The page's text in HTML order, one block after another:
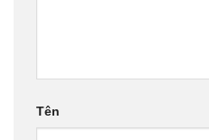
Tên